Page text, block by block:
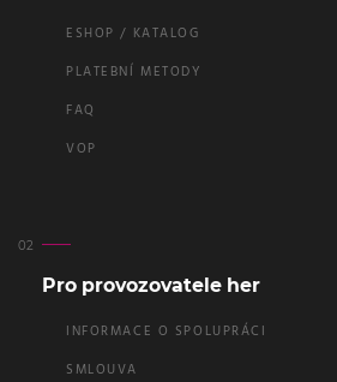
ESHOP / KATALOG
PLATEBNÍ METODY
FAQ
VOP
Pro provozovatele her
INFORMACE O SPOLUPRÁCI
SMLOUVA